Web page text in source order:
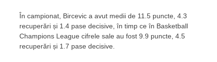
În campionat, Bircevic a avut medii de 11.5 puncte, 4.3
recuperări și 1.4 pase decisive, în timp ce în Basketball
Champions League cifrele sale au fost 9.9 puncte, 4.5
recuperări și 1.7 pase decisive.